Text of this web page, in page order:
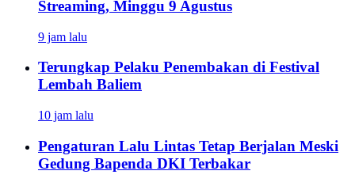
Streaming, Minggu 9 Agustus
9 jam lalu
Terungkap Pelaku Penembakan di Festival
Lembah Baliem
10 jam lalu
Pengaturan Lalu Lintas Tetap Berjalan Meski
Gedung Bapenda DKI Terbakar